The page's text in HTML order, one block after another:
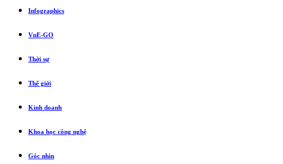
Infographics
VnE-GO
Thời sự
Thế giới
Kinh doanh
Khoa học công nghệ
Góc nhìn